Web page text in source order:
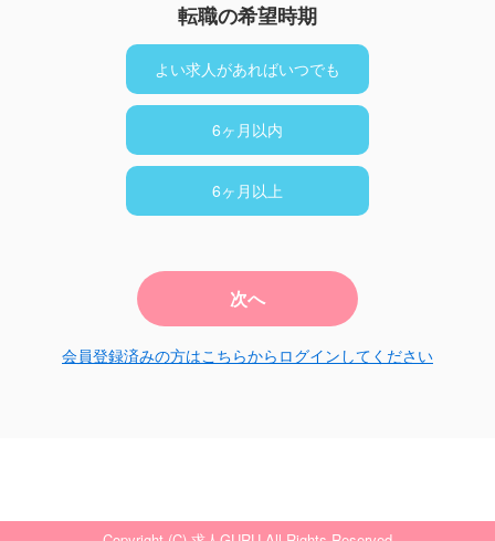
転職の希望時期
よい求人があればいつでも
6ヶ月以内
6ヶ月以上
次へ
会員登録済みの方はこちらからログインしてください